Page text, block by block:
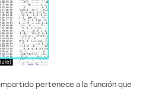
pertenece a la función que